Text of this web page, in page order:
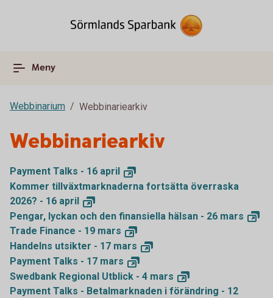
Meny
Webbinarium Webbinariearkiv
Webbinariearkiv
Payment Talks - 16 april
Kommer tillväxtmarknaderna fortsätta överraska
2026? - 16 april
Pengar, lyckan och den finansiella hälsan - 26 mars
Trade Finance - 19 mars
Handelns utsikter - 17 mars
Payment Talks - 17 mars
Swedbank Regional Utblick - 4 mars
Payment Talks - Betalmarknaden i förändring - 12